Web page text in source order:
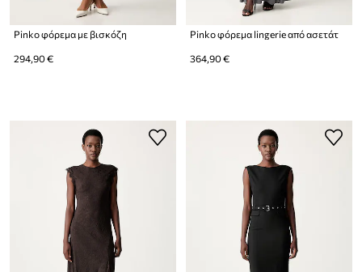
Pinko φόρεμα με βισκόζη
294,90 €
Pinko φόρεμα lingerie από ασετάτ
364,90 €